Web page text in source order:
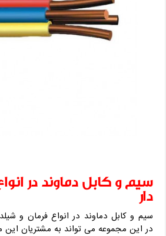
سیم و کابل دماوند در
دار
سیم و کابل دماوند در انواع فرمان و
در این مجموعه می تواند به مشتریان این